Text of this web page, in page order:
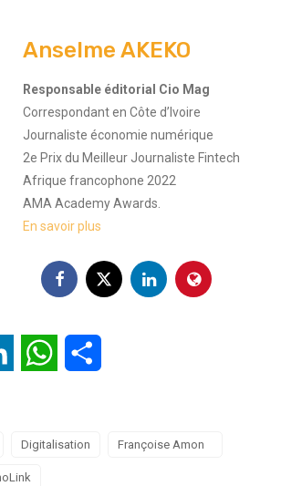
Anselme AKEKO
Responsable éditorial Cio Mag
Correspondant en Côte d’Ivoire
Journaliste économie numérique
2e Prix du Meilleur Journaliste Fintech
Afrique francophone 2022
AMA Academy Awards.
En savoir plus
LinkedIn WhatsApp
Digitalisation Françoise Amon